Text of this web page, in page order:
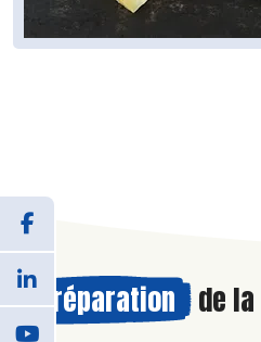
Préparation de la